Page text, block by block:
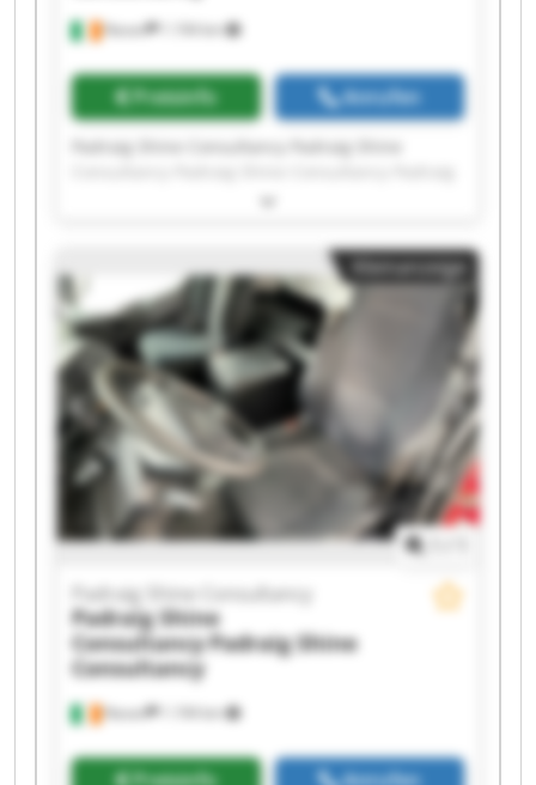
Navan 1.194 km
Preisinfo Anrufen
Padraig Shine Consultancy Padraig Shine
Shine Consultancy Padraig Shine Consultancy
Consultancy Padraig Shine Consultancy Padraig
Shine Consultancy Padraig Shine Consultancy
Padraig Shine Consultancy Padraig Shine
Consultancy Padraig Shine Consultancy Padraig
Shine Consultancy Padraig Shine Consultancy
Padraig Shine Consultancy Padraig Shine
Consultancy Padraig Shine Consultancy Padraig
Shine Consultancy Padraig Shine Consultancy
Kleinanzeige
Navan 1.194 km
Padraig Shine Consultancy
Padraig Shine
ConsultancyPadraig Shine
Consultancy